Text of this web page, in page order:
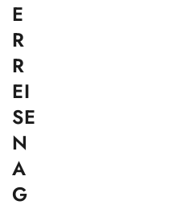
E
R
R
EI
SE
N
A
G